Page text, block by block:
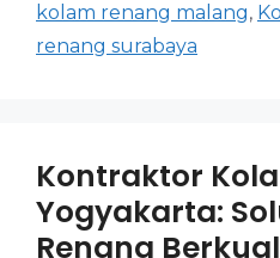
kolam renang malang,
renang surabaya
Kontraktor
Yogyakarta:
Renang